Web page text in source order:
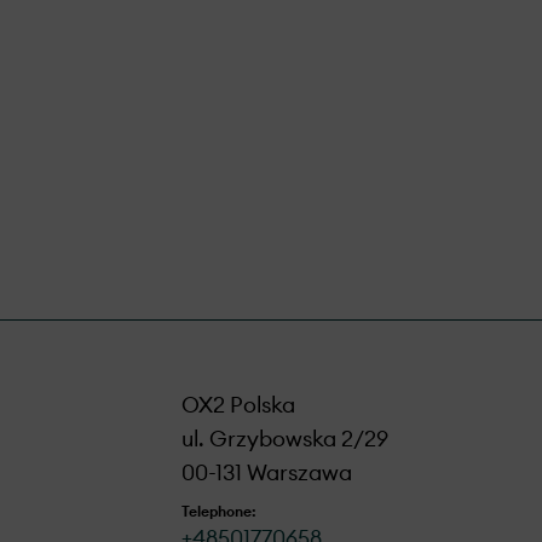
OX2 Polska
ul. Grzybowska 2/29
00-131 Warszawa
Telephone: